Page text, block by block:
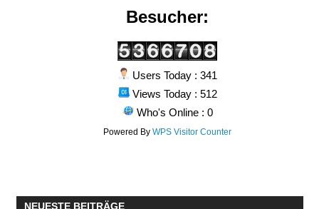
Besucher:
Users Today : 341
Views Today : 512
Who's Online : 0
Powered ByWPS Visitor Counter
NEUESTE BEITRÄGE